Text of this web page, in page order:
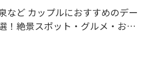
など カップルにおすすめのデー
！絶景スポット・グルメ・お泊